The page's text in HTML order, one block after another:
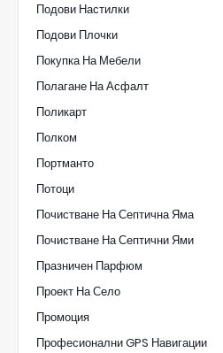
Подови Настилки
Подови Плочки
Покупка На Мебели
Полагане На Асфалт
Поликарт
Полком
Портманто
Потоци
Почистване На Септична Яма
Почистване На Септични Ями
Празничен Парфюм
Проект На Село
Промоция
Професионални GPS Навигации